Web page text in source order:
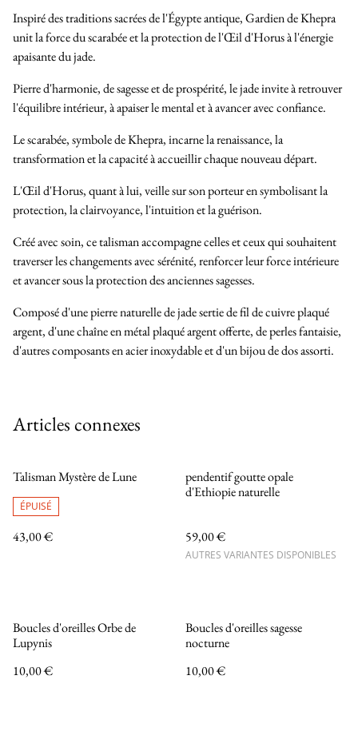
Inspiré des traditions sacrées de l'Égypte antique, Gardien de Khepra
unit la force du scarabée et la protection de l'Œil d'Horus à l'énergie
apaisante du jade.
Pierre d'harmonie, de sagesse et de prospérité, le jade invite à retrouver
l'équilibre intérieur, à apaiser le mental et à avancer avec confiance.
Le scarabée, symbole de Khepra, incarne la renaissance, la
transformation et la capacité à accueillir chaque nouveau départ.
L'Œil d'Horus, quant à lui, veille sur son porteur en symbolisant la
protection, la clairvoyance, l'intuition et la guérison.
Créé avec soin, ce talisman accompagne celles et ceux qui souhaitent
traverser les changements avec sérénité, renforcer leur force intérieure
et avancer sous la protection des anciennes sagesses.
Composé d'une pierre naturelle de jade sertie de fil de cuivre plaqué
argent, d'une chaîne en métal plaqué argent offerte, de perles fantaisie,
d'autres composants en acier inoxydable et d'un bijou de dos assorti.
Articles connexes
Talisman Mystère de Lune
ÉPUISÉ
43,00 €
pendentif goutte opale
d'Ethiopie naturelle
59,00 €
AUTRES VARIANTES DISPONIBLES
Boucles d'oreilles Orbe de
Lupynis
10,00 €
Boucles d'oreilles sagesse
nocturne
10,00 €